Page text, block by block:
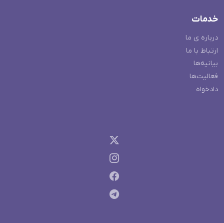
خدمات
درباره ی ما
ارتباط با ما
بیانیه‌ها
فعالیت‌ها
دادخواه